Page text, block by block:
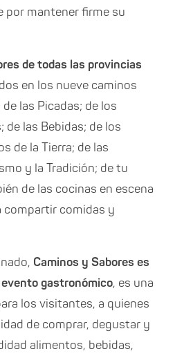
por mantener firme su
de todas las provincias
en los nueve caminos
las Picadas; de los
de las Bebidas; de los
de la Tierra; de las
y la Tradición; de tu
de las cocinas en escena
compartir comidas y
Caminos y Sabores es
gastronómico, es una
los visitantes, a quienes
de comprar, degustar y
alimentos, bebidas,